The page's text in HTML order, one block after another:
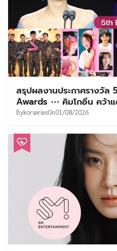
สรุปผลงานประกาศรางวัล
Awards ⋯ คิมโกอึน คว้า
BykorseriesOn01/08/2026